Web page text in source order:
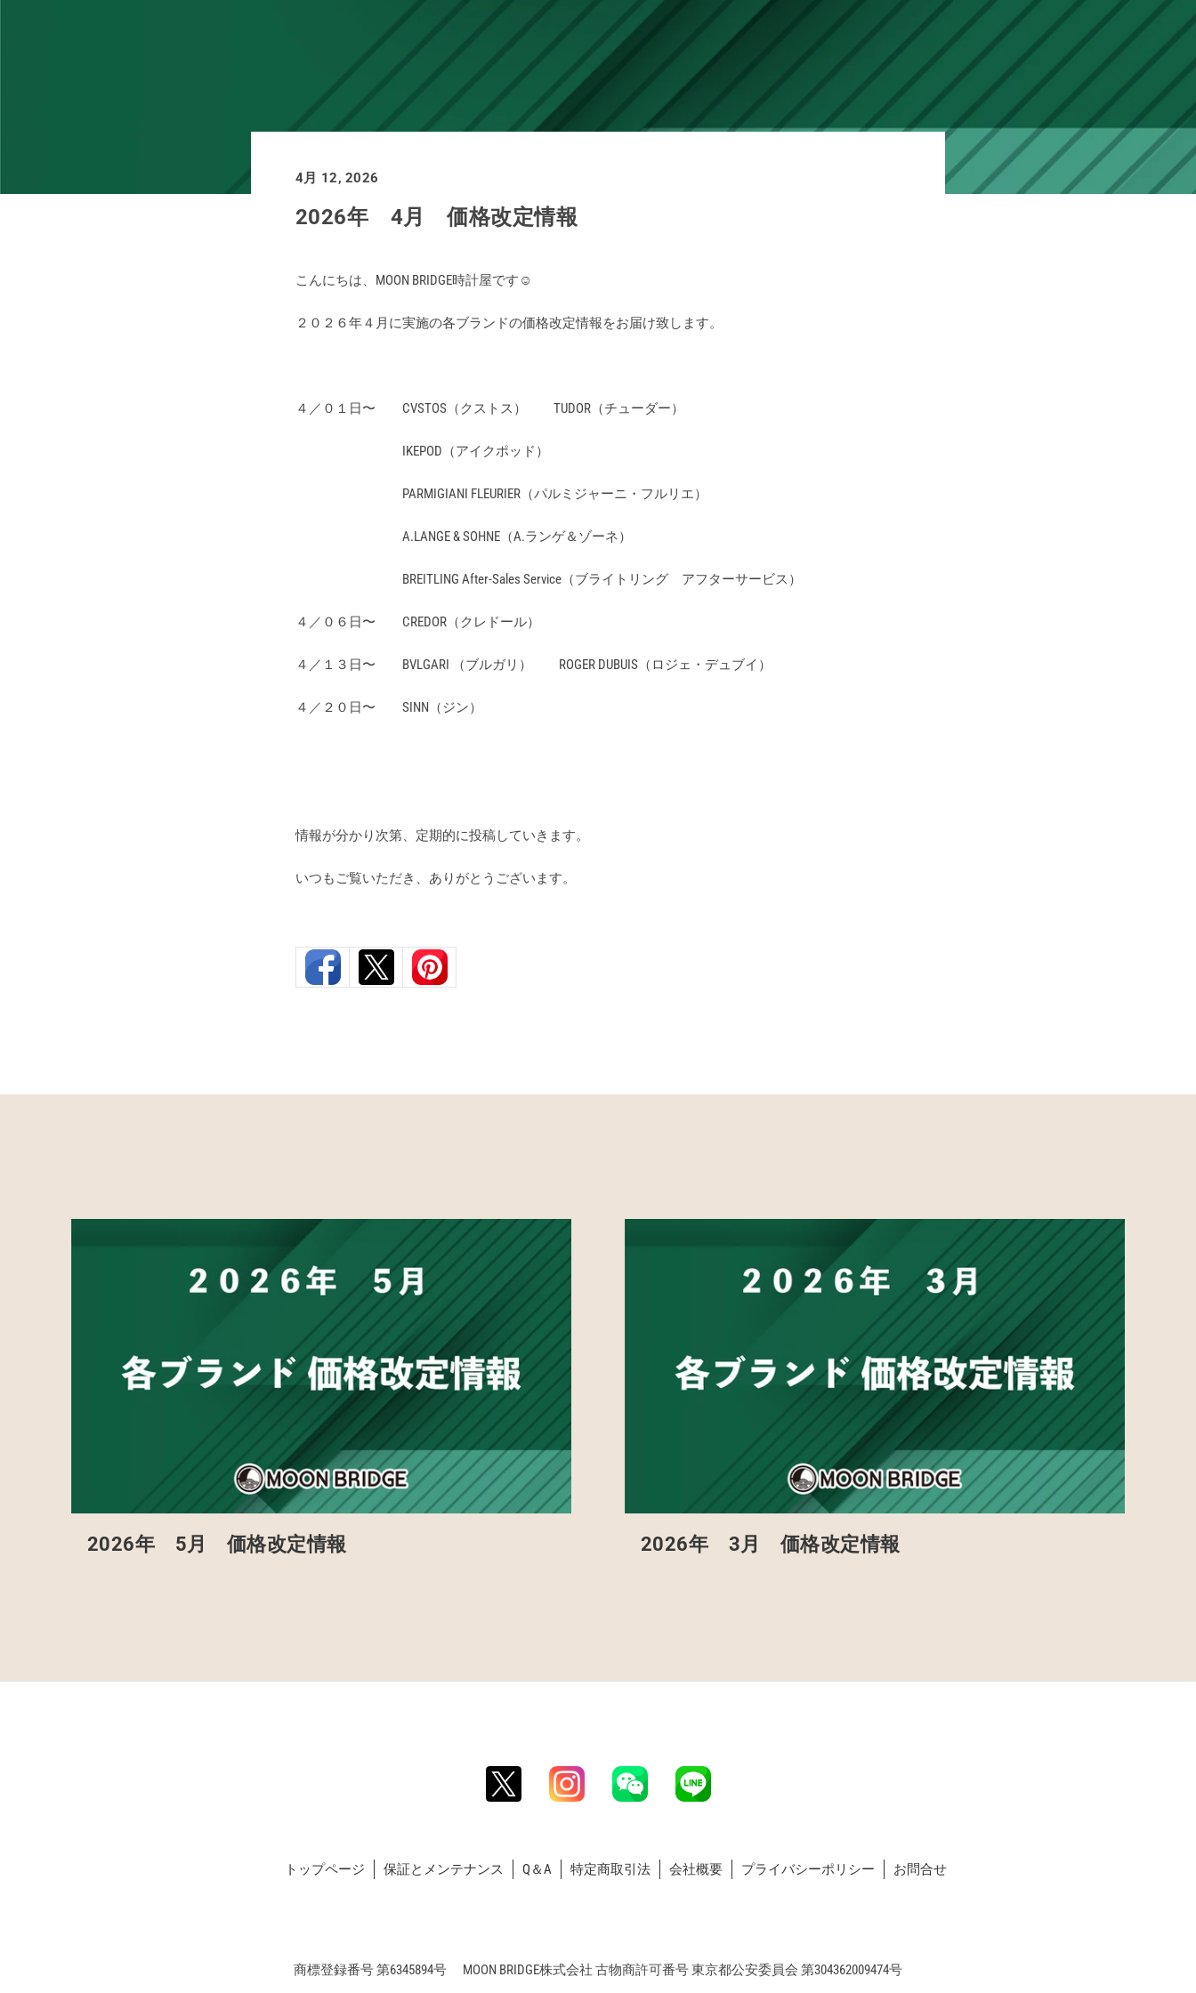
4月 12, 2026
2026年 4月 価格改定情報
こんにちは、MOON BRIDGE時計屋です☺️
２０２６年４月に実施の各ブランドの価格改定情報をお届け致します。
４／０１日〜 CVSTOS（クストス） TUDOR（チューダー）
IKEPOD（アイクポッド）
PARMIGIANI FLEURIER（パルミジャーニ・フルリエ）
A.LANGE & SOHNE（A.ランゲ＆ゾーネ）
BREITLING After-Sales Service（ブライトリング アフターサービス）
４／０６日〜 CREDOR（クレドール）
４／１３日〜 BVLGARI （ブルガリ） ROGER DUBUIS（ロジェ・デュブイ）
４／２０日〜 SINN（ジン）
情報が分かり次第、定期的に投稿していきます。
いつもご覧いただき、ありがとうございます。
2026年 5月 価格改定情報 2026年 3月 価格改定情報
トップページ 保証とメンテナンス Q＆A 特定商取引法 会社概要 プライバシーポリシー お問合せ
商標登録番号 第6345894号 MOON BRIDGE株式会社 古物商許可番号 東京都公安委員会 第304362009474号